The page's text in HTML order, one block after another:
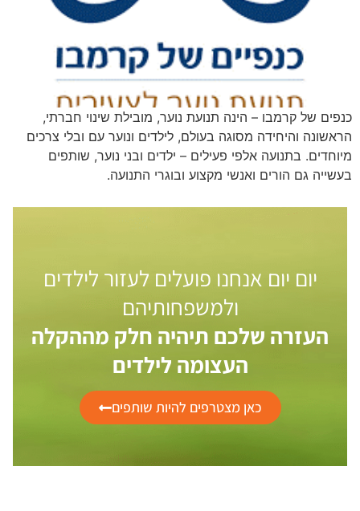
כנפים של קרמבו – הינה תנועת נוער, מובילת שינוי חברתי,
הראשונה והיחידה מסוגה בעולם, לילדים ונוער עם ובלי צרכים
מיוחדים. בתנועה אלפי פעילים – ילדים ובני נוער, שותפים
בעשייה גם הורים ואנשי מקצוע ובוגרי התנועה.
יום יום אנחנו פועלים לעזור לילדים
ולמשפחותיהם
העזרה שלכם תיהיה חלק מההקלה
העצומה לילדים
כאן מצטרפים להיות שותפים